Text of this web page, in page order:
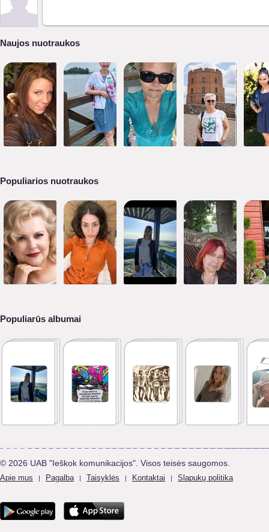
Naujos nuotraukos
Populiarios nuotraukos
Populiarūs albumai
© 2026 UAB "Ieškok komunikacijos". Visos teisės saugomos.
Apie mus | Pagalba | Taisyklės | Kontaktai | Slapukų politika